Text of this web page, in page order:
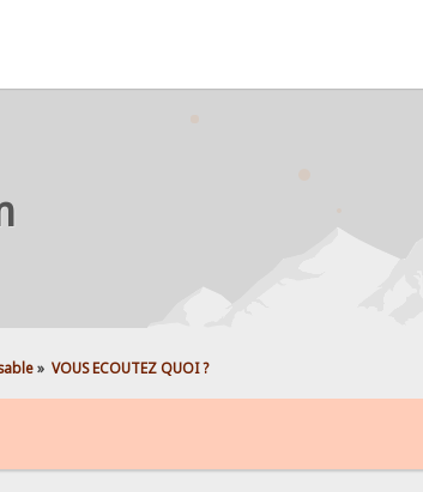
» VOUS ECOUTEZ QUOI ?